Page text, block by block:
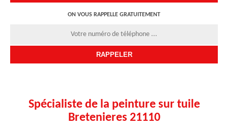
ON VOUS RAPPELLE GRATUITEMENT
Spécialiste de la peinture sur tuile
Bretenieres 21110